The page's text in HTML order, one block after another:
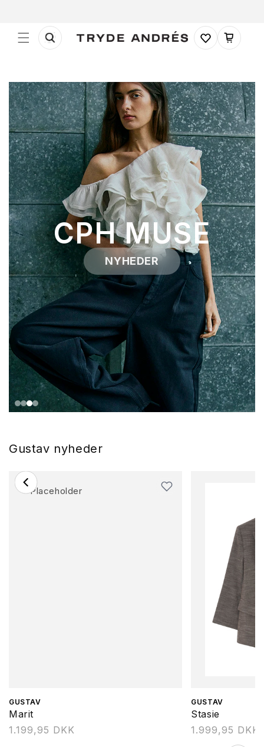
Indkøbskurv
CPH MUSE
NYHEDER
Gustav nyheder
Forhandler:
GUSTAV
Marit
Normalpris
1.199,95 DKK
Forhandler:
GUSTAV
Stasie
Normalpris
1.999,95 DKK